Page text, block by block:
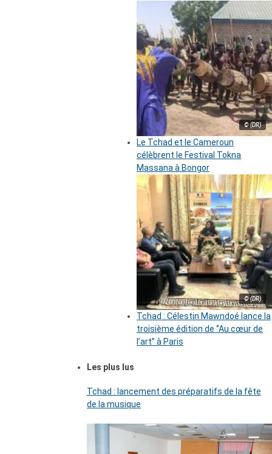
© (DR)
Le Tchad et le Cameroun
célèbrent le Festival Tokna
Massana à Bongor
© (DR)
Tchad : Célestin Mawndoé lance la
troisième édition de ‘’Au cœur de
l’art’’ à Paris
Les plus lus
Tchad : lancement des préparatifs de la fête
de la musique